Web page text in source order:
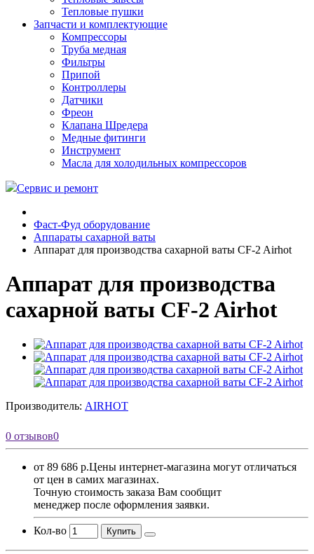
Тепловые пушки
Запчасти и комплектующие
Компрессоры
Труба медная
Фильтры
Припой
Контроллеры
Датчики
Фреон
Клапана Шредера
Медные фитинги
Инструмент
Масла для холодильных компрессоров
Сервис и ремонт
Фаст-Фуд оборудование
Аппараты сахарной ваты
Аппарат для производства сахарной ваты CF-2 Airhot
Аппарат для производства
сахарной ваты CF-2 Airhot
Производитель: AIRHOT
0 отзывов0
от 89 686 р.Цены интернет-магазина могут отличаться
от цен в самих магазинах.
Точную стоимость заказа Вам сообщит
менеджер после оформления заявки.
Кол-во Купить